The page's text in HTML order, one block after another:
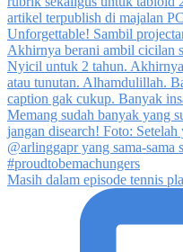
Masih dalam episode tennis